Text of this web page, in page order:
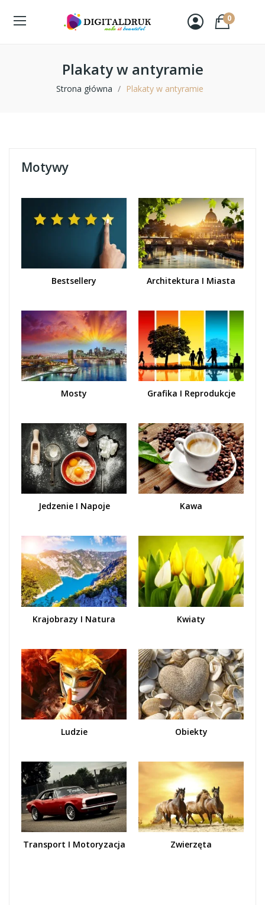
0
Plakaty w antyramie
Strona główna Plakaty w antyramie
Motywy
Bestsellery Architektura I Miasta
Mosty Grafika I Reprodukcje
Jedzenie I Napoje Kawa
Krajobrazy I Natura Kwiaty
Ludzie Obiekty
Transport I Motoryzacja Zwierzęta